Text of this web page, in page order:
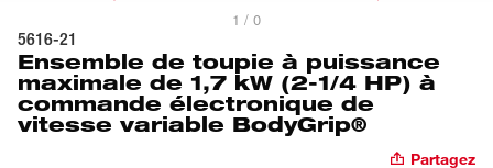
1 / 0
5616-21
Ensemble de toupie à puissance
maximale de 1,7 kW (2-1/4 HP) à
commande électronique de
vitesse variable BodyGrip®
Partagez